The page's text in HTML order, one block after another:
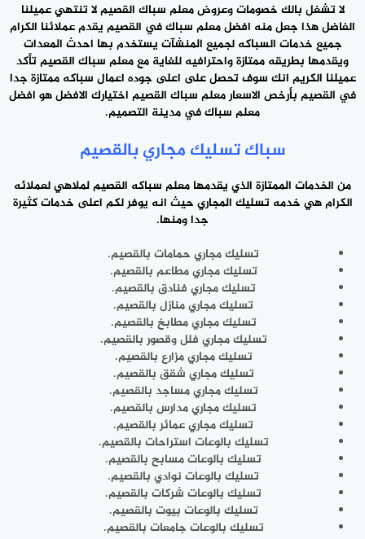
لا تشغل بالك خصومات وعروض معلم ‎سباك القصيم لا تنتهي عميلنا
الفاضل هذا جعل منه افضل معلم سباك ‎في القصيم يقدم عملائنا الكرام
جميع خدمات السباكه لجميع المنشآت يستخدم بها احدث المعدات
ويقدمها بطريقه ممتازة واحترافيه للغاية مع معلم سباك القصيم تأكد
عميلنا الكريم انك سوف تحصل على اعلى جوده اعمال سباكه ممتازة جدا
في القصيم بأرخص الاسعار معلم سباك القصيم اختيارك الافضل هو افضل
معلم سباك في مدينة التصميم.
سباك تسليك مجاري بالقصيم
من الخدمات الممتازة الذي يقدمها معلم سباكه القصيم لملاهي لعملائه
الكرام هي خدمه تسليك المجاري حيث انه يوفر لكم اعلى خدمات كثيرة
جدا ومنها.
تسليك مجاري حمامات بالقصيم.
تسليك مجاري مطاعم بالقصيم.
تسليك مجاري فنادق بالقصيم.
تسليك مجاري منازل بالقصيم.
تسليك مجاري مطابخ بالقصيم.
تسليك مجاري فلل وقصور بالقصيم.
تسليك مجاري مزارع بالقصيم.
تسليك مجاري شقق بالقصيم.
تسليك مجاري مساجد بالقصيم.
تسليك مجاري مدارس بالقصيم.
تسليك مجاري عمائر بالقصيم.
تسليك بالوعات استراحات بالقصيم.
تسليك بالوعات مسابح بالقصيم.
تسليك بالوعات نوادي بالقصيم.
تسليك بالوعات شركات بالقصيم.
تسليك بالوعات بيوت بالقصيم.
تسليك بالوعات جامعات بالقصيم.